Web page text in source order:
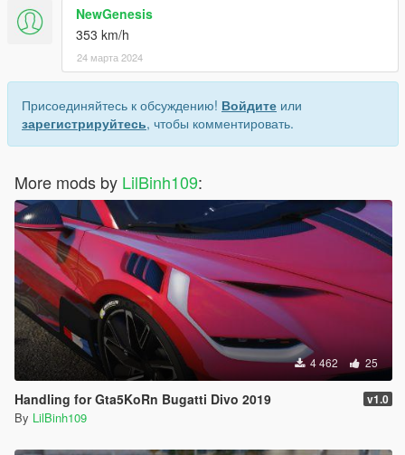
NewGenesis
353 km/h
24 марта 2024
Присоединяйтесь к обсуждению! Войдите или
зарегистрируйтесь, чтобы комментировать.
More mods by LilBinh109:
4 462 25
Handling for Gta5KoRn Bugatti Divo 2019 v1.0
By LilBinh109